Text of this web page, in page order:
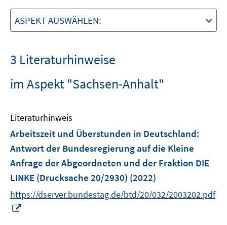
ASPEKT AUSWÄHLEN:
3 Literaturhinweise
im Aspekt "Sachsen-Anhalt"
Literaturhinweis
Arbeitszeit und Überstunden in Deutschland:
Antwort der Bundesregierung auf die Kleine
Anfrage der Abgeordneten und der Fraktion DIE
LINKE (Drucksache 20/2930) (2022)
https://dserver.bundestag.de/btd/20/032/2003202.pdf